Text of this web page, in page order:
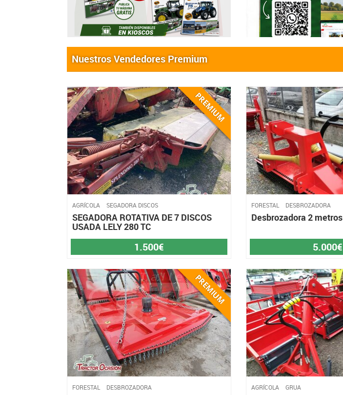
Nuestros Vendedores Premium
AGRÍCOLA SEGADORA DISCOS
SEGADORA ROTATIVA DE 7 DISCOS
USADA LELY 280 TC
1.500€
FORESTAL DESBROZADORA
Desbrozadora 2 metros
5.000€
FORESTAL DESBROZADORA AGRÍCOLA GRUA